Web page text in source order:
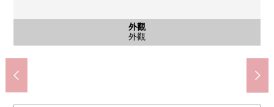
外觀
外觀
入口
入口
入口
入口
其他
名牌
大廳
大廳
停車場
停車場
停車場
停車場
外觀
外觀
外觀
外觀
7-Eleven牛込北町店(約240m)
步行3分鐘
Create Ｓ·Ｄ新宿牛込北町店(約100m)
步行2分鐘
新宿區立中町圖書館(約45m)
步行1分鐘